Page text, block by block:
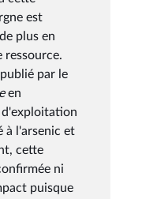
est
plus en
ressource.
par le
en
d'exploitation
à l'arsenic et
cette
ni
puisque